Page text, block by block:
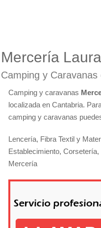
Mercería Laura
Camping y
Camping y caravanas
localizada en Cantabria.
camping y caravanas
Lencería, Fibra Textil y
Establecimiento,
Mercería